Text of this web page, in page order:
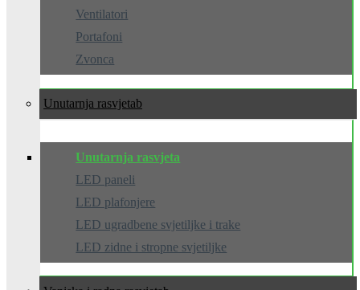
Ventilatori
Portafoni
Zvonca
Unutarnja rasvjeta
Unutarnja rasvjeta
LED paneli
LED plafonjere
LED ugradbene svjetiljke i trake
LED zidne i stropne svjetiljke